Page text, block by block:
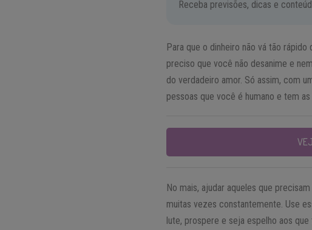
Receba previsões, dicas e
Para que o dinheiro não vá tão
preciso que você não desanime e
do verdadeiro amor. Só assim, com
pessoas que você é humano e tem
No mais, ajudar aqueles que
muitas vezes constantemente. Use
lute, prospere e seja espelho aos